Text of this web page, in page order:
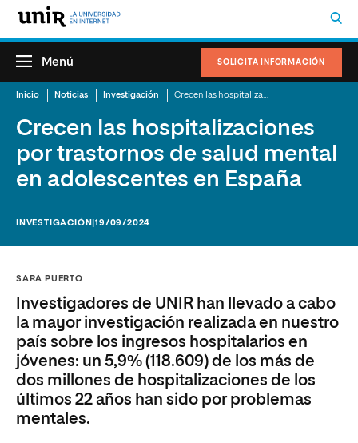
SOLICITA INFORMACIÓN
Menú
Inicio Noticias Investigación
Crecen las hospitalizaciones
por trastornos de salud mental
en adolescentes en España
INVESTIGACIÓN |19/09/2024
SARA PUERTO
Investigadores de UNIR han llevado a cabo
la mayor investigación realizada en nuestro
país sobre los ingresos hospitalarios en
jóvenes: un 5,9% (118.609) de los más de
dos millones de hospitalizaciones de los
últimos 22 años han sido por problemas
mentales.